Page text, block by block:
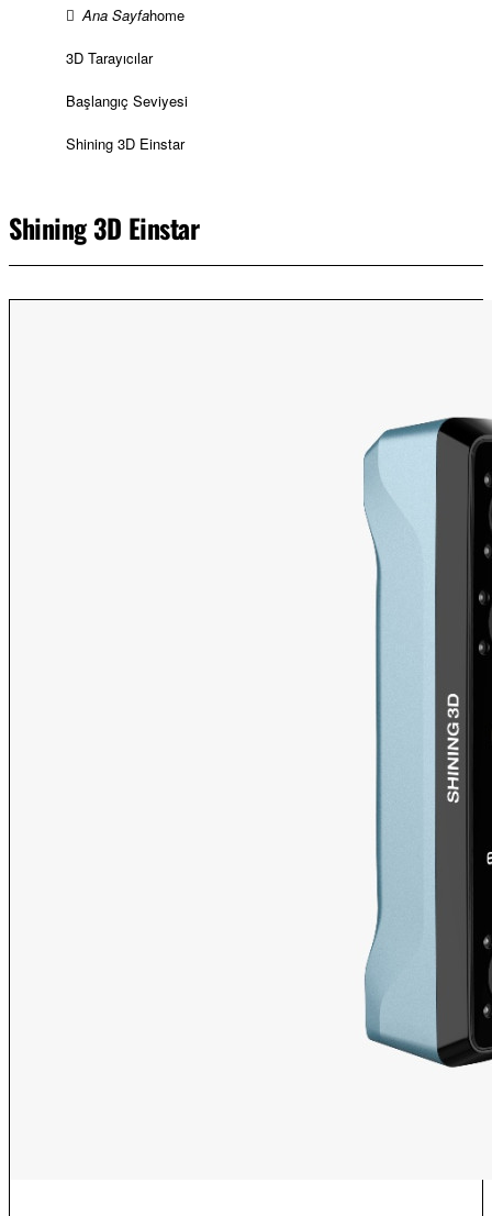
home
3D Tarayıcılar
Başlangıç Seviyesi
Shining 3D Einstar
Shining 3D Einstar